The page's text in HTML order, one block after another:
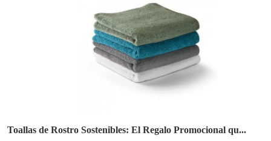
Toallas de Rostro Sostenibles: El Regalo Promocional qu...